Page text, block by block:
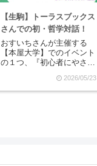
【生駒】トーラスブックス
さんでの初・哲学対話！
おすいちさんが主催する
【本屋大学】でのイベント
の１つ、『初心者にやさし
イン担当でしたが、つい
に！奈良の生駒でのオフラ
2026/05/23